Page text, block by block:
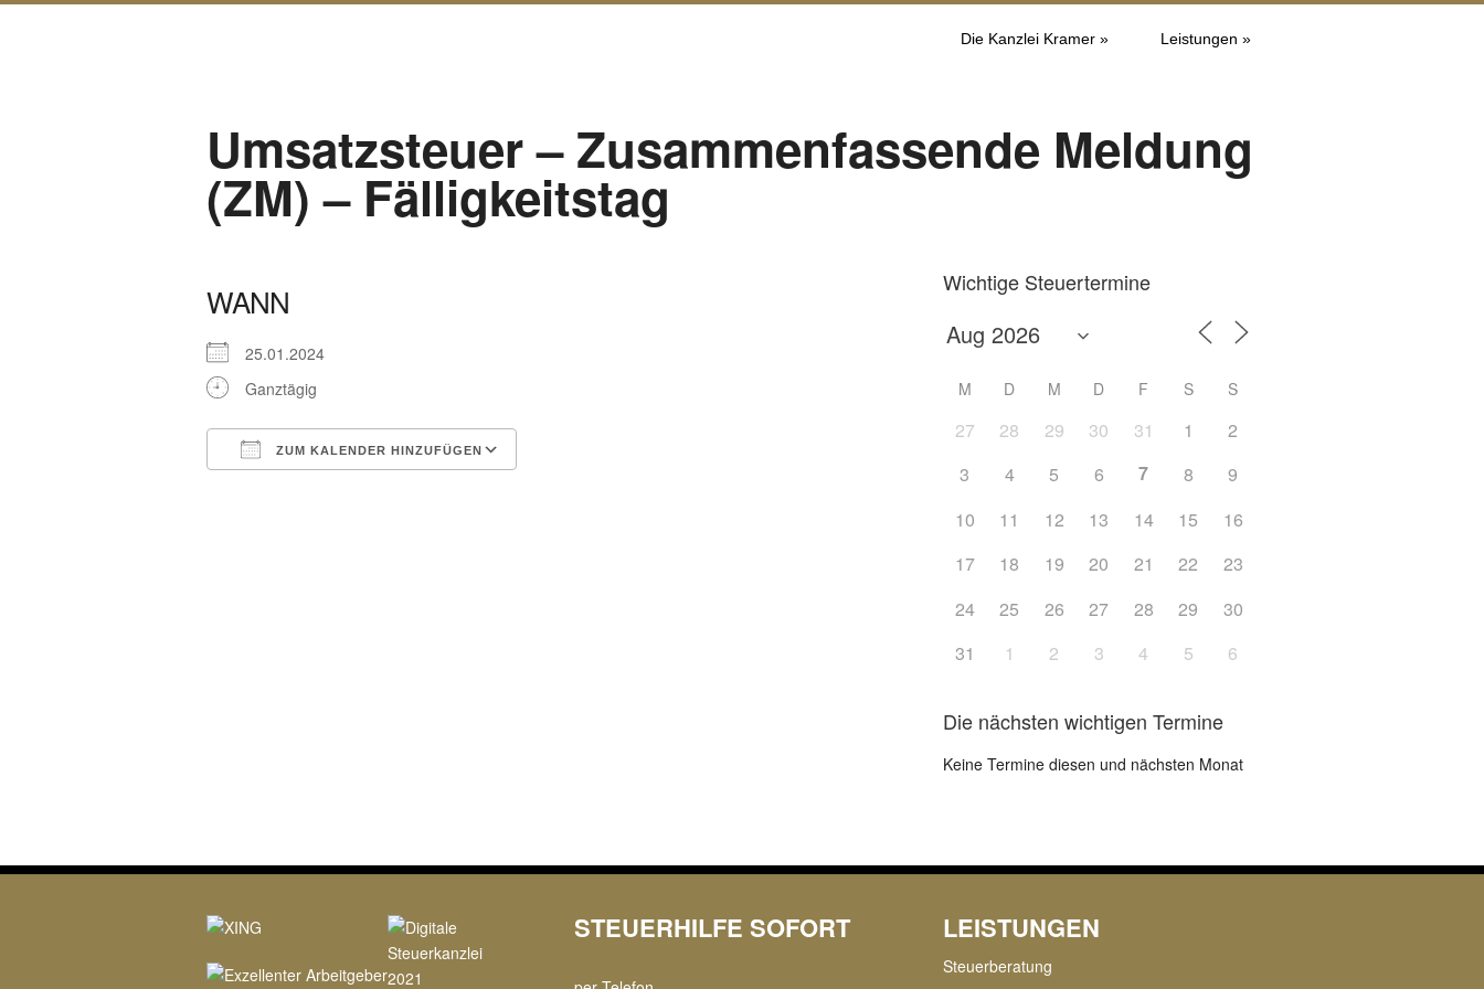
Die Kanzlei Kramer » Leistungen »
Umsatzsteuer – Zusammenfassende Meldung
(ZM) – Fälligkeitstag
WANN
25.01.2024
Ganztägig
ZUM KALENDER HINZUFÜGEN
Wichtige Steuertermine
M D M D F S S
27 28 29 30 31 1
2
3
4 5 6 7 8
9
10
11 12 13 14 15
16
17
18 19 20 21 22
23
24
25 26 27 28 29
30
31
1 2 3 4 5 6
Die nächsten wichtigen Termine
Keine Termine diesen und nächsten Monat
STEUERHILFE SOFORT LEISTUNGEN
Steuerberatung